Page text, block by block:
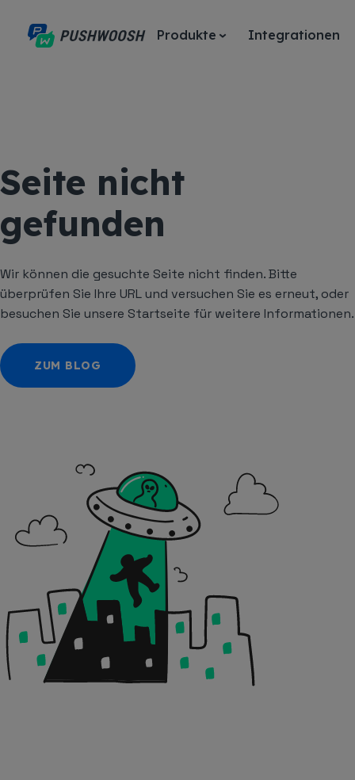
Produkte Integrationen
Seite nicht
gefunden
Wir können die gesuchte Seite nicht finden. Bitte
überprüfen Sie Ihre URL und versuchen Sie es erneut, oder
besuchen Sie unsere Startseite für weitere Informationen.
ZUM BLOG